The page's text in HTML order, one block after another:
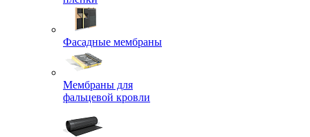
Фасадные мембраны
Мембраны для
фальцевой кровли